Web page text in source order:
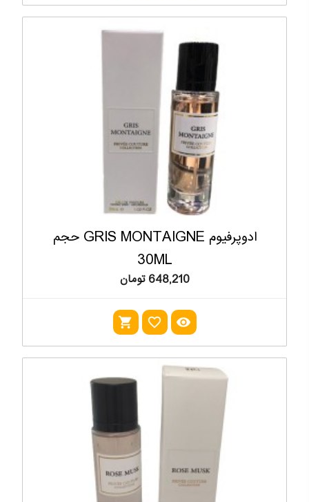
ادوپرفیوم GRIS MONTAIGNE حجم
30ML
648,210 تومان
visibility
favorite_outline
shopping_cart